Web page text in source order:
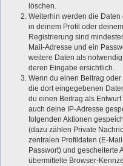
löschen.
Weiterhin werden die
in deinem Profil oder
Registrierung sind
Mail-Adresse und ein
weitere Daten als
deren Eingabe ersichtlich.
Wenn du einen Beitrag
die dort eingegebenen
du einen Beitrag als
auch deine IP-Adresse
folgenden Aktionen
(dazu zählen Private
zentralen Profildaten (E-
Passwort) und gescheiterte
übermittelte Browser-